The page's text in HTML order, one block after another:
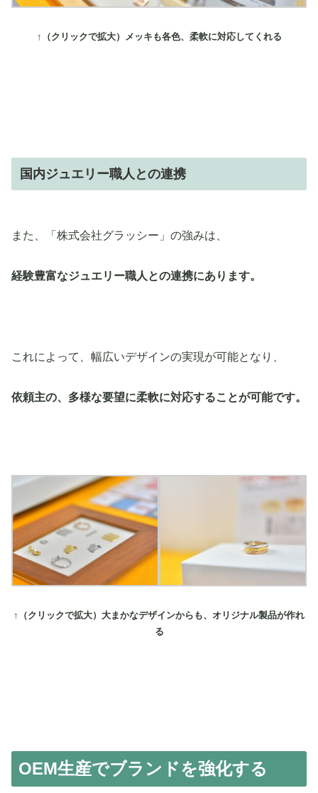
↑（クリックで拡大）メッキも各色、柔軟に対応してくれる
国内ジュエリー職人との連携
また、「株式会社グラッシー」の強みは、
経験豊富なジュエリー職人との連携にあります。
これによって、幅広いデザインの実現が可能となり、
依頼主の、多様な要望に柔軟に対応することが可能です。
↑（クリックで拡大）大まかなデザインからも、オリジナル製品が作れ
る
OEM生産でブランドを強化する